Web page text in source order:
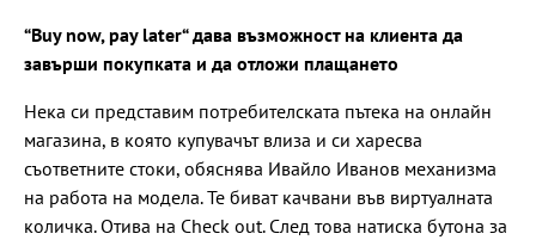
“Buy now, pay later“ дава възможност на клиента да
завърши покупката и да отложи плащането
Нека си представим потребителската пътека на онлайн
магазина, в която купувачът влиза и си харесва
съответните стоки, обяснява Ивайло Иванов механизма
на работа на модела. Те биват качвани във виртуалната
количка. Отива на Check out. След това натиска бутона за